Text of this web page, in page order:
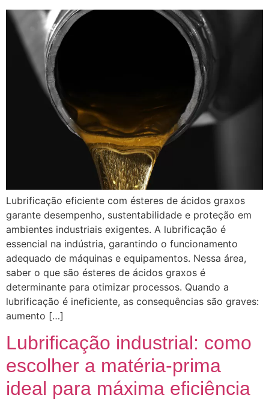
Lubrificação eficiente com ésteres de ácidos graxos
garante desempenho, sustentabilidade e proteção em
ambientes industriais exigentes. A lubrificação é
essencial na indústria, garantindo o funcionamento
adequado de máquinas e equipamentos. Nessa área,
saber o que são ésteres de ácidos graxos é
determinante para otimizar processos. Quando a
lubrificação é ineficiente, as consequências são graves:
aumento […]
Lubrificação industrial: como
escolher a matéria-prima
ideal para máxima eficiência